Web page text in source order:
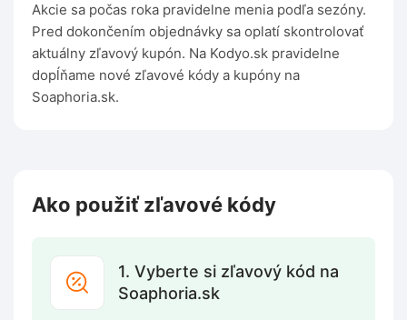
Akcie sa počas roka pravidelne menia podľa sezóny.
Pred dokončením objednávky sa oplatí skontrolovať
aktuálny zľavový kupón. Na Kodyo.sk pravidelne
dopĺňame nové zľavové kódy a kupóny na
Soaphoria.sk.
Ako použiť zľavové kódy
1. Vyberte si zľavový kód na
Soaphoria.sk